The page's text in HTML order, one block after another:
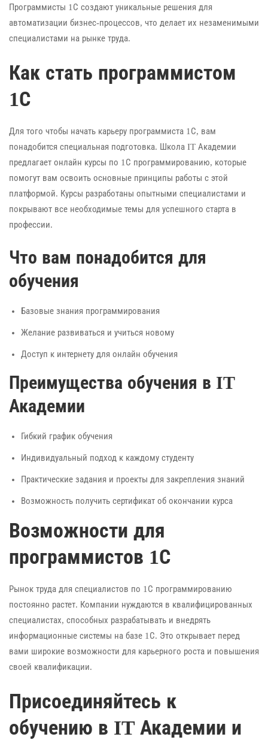
Программисты 1С создают уникальные решения для
автоматизации бизнес-процессов, что делает их незаменимыми
специалистами на рынке труда.
Как стать программистом
1С
Для того чтобы начать карьеру программиста 1С, вам
понадобится специальная подготовка. Школа IT Академии
предлагает онлайн курсы по 1С программированию, которые
помогут вам освоить основные принципы работы с этой
платформой. Курсы разработаны опытными специалистами и
покрывают все необходимые темы для успешного старта в
профессии.
Что вам понадобится для
обучения
Базовые знания программирования
Желание развиваться и учиться новому
Доступ к интернету для онлайн обучения
Преимущества обучения в IT
Академии
Гибкий график обучения
Индивидуальный подход к каждому студенту
Практические задания и проекты для закрепления знаний
Возможность получить сертификат об окончании курса
Возможности для
программистов 1С
Рынок труда для специалистов по 1С программированию
постоянно растет. Компании нуждаются в квалифицированных
специалистах, способных разрабатывать и внедрять
информационные системы на базе 1С. Это открывает перед
вами широкие возможности для карьерного роста и повышения
своей квалификации.
Присоединяйтесь к
обучению в IT Академии и